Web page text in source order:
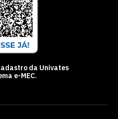
da Univates
e-MEC.